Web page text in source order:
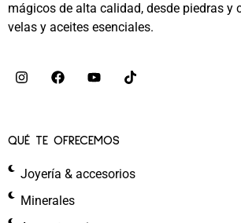
mágicos de alta calidad, desde piedras y
velas y aceites esenciales.
QUÉ TE OFRECEMOS
Joyería & accesorios
Minerales